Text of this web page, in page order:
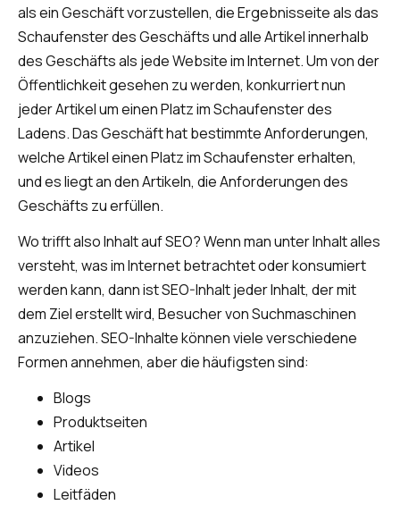
als ein Geschäft vorzustellen, die Ergebnisseite als das
Schaufenster des Geschäfts und alle Artikel innerhalb
des Geschäfts als jede Website im Internet. Um von der
Öffentlichkeit gesehen zu werden, konkurriert nun
jeder Artikel um einen Platz im Schaufenster des
Ladens. Das Geschäft hat bestimmte Anforderungen,
welche Artikel einen Platz im Schaufenster erhalten,
und es liegt an den Artikeln, die Anforderungen des
Geschäfts zu erfüllen.
Wo trifft also Inhalt auf SEO? Wenn man unter Inhalt alles
versteht, was im Internet betrachtet oder konsumiert
werden kann, dann ist SEO-Inhalt jeder Inhalt, der mit
dem Ziel erstellt wird, Besucher von Suchmaschinen
anzuziehen. SEO-Inhalte können viele verschiedene
Formen annehmen, aber die häufigsten sind:
Blogs
Produktseiten
Artikel
Videos
Leitfäden